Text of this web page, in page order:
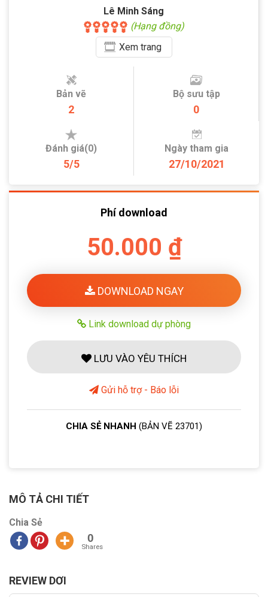
Lê Minh Sáng
(Hạng đồng)
Xemtrang
Bản vẽ
2
Bộ sưu tập
0
Đánh giá(0)
5/5
Ngày tham gia
27/10/2021
Phí download
50.000 ₫
DOWNLOAD NGAY
Link download dự phòng
LƯU VÀO YÊU THÍCH
Gửi hỗ trợ - Báo lỗi
CHIA SẺ NHANH (BẢN VẼ 23701)
MÔ TẢ CHI TIẾT
Chia Sẻ
0
Shares
REVIEW DƠI